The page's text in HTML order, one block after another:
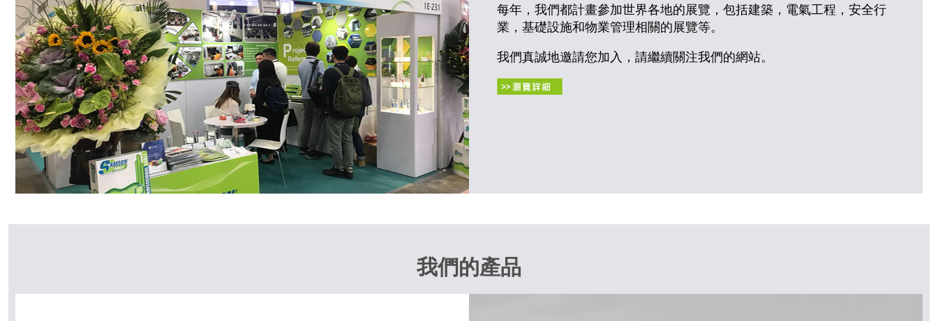
每年，我們都計畫參加世界各地的展覽，包括建築，電氣工程，安全行
業，基礎設施和物業管理相關的展覽等。
我們真誠地邀請您加入，請繼續關注我們的網站。
我們的產品